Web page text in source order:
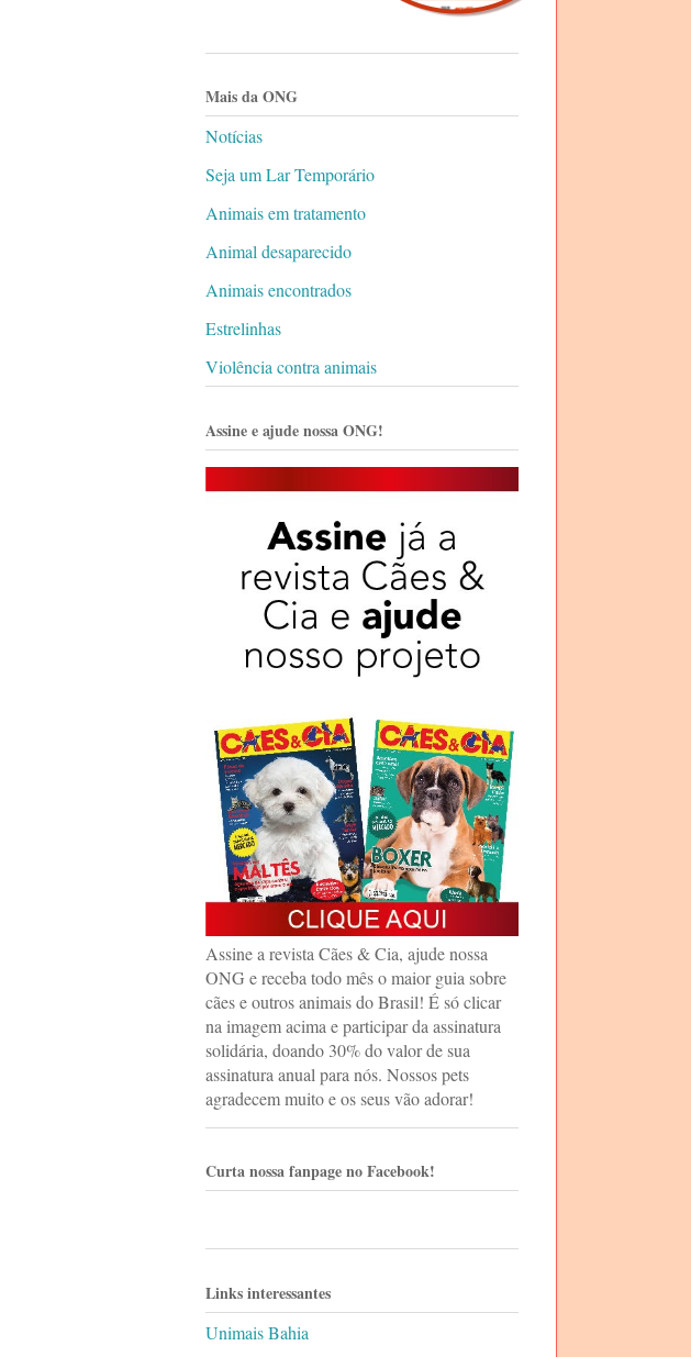
Mais da ONG
Notícias
Seja um Lar Temporário
Animais em tratamento
Animal desaparecido
Animais encontrados
Estrelinhas
Violência contra animais
Assine e ajude nossa ONG!
Assine a revista Cães & Cia, ajude nossa
ONG e receba todo mês o maior guia sobre
cães e outros animais do Brasil! É só clicar
na imagem acima e participar da assinatura
solidária, doando 30% do valor de sua
assinatura anual para nós. Nossos pets
agradecem muito e os seus vão adorar!
Curta nossa fanpage no Facebook!
Links interessantes
Unimais Bahia